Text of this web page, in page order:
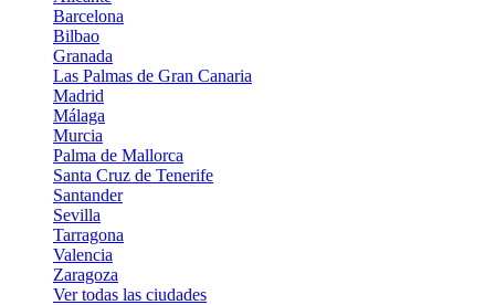
Barcelona
Bilbao
Granada
Las Palmas de Gran Canaria
Madrid
Málaga
Murcia
Palma de Mallorca
Santa Cruz de Tenerife
Santander
Sevilla
Tarragona
Valencia
Zaragoza
Ver todas las ciudades